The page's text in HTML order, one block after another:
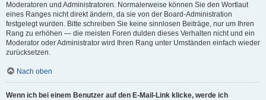
Moderatoren und Administratoren. Normalerweise können Sie den Wortlaut
eines Ranges nicht direkt ändern, da sie von der Board-Administration
festgelegt wurden. Bitte schreiben Sie keine sinnlosen Beiträge, nur um Ihren
Rang zu erhöhen — die meisten Foren dulden dieses Verhalten nicht und ein
Moderator oder Administrator wird Ihren Rang unter Umständen einfach wieder
zurücksetzen.
Nach oben
Wenn ich bei einem Benutzer auf den E-Mail-Link klicke, werde ich